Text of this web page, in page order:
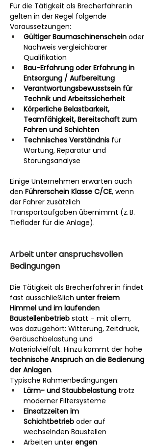
Für die Tätigkeit als Brecherfahrer:in
gelten in der Regel folgende
Voraussetzungen:
Gültiger Baumaschinenschein oder
Nachweis vergleichbarer
Qualifikation
Bau-Erfahrung oder Erfahrung in
Entsorgung / Aufbereitung
Verantwortungsbewusstsein für
Technik und Arbeitssicherheit
Körperliche Belastbarkeit,
Teamfähigkeit, Bereitschaft zum
Fahren und Schichten
Technisches Verständnis für
Wartung, Reparatur und
Störungsanalyse
Einige Unternehmen erwarten auch
den Führerschein Klasse C/CE, wenn
der Fahrer zusätzlich
Transportaufgaben übernimmt (z. B.
Tieflader für die Anlage).
Arbeit unter anspruchsvollen
Bedingungen
Die Tätigkeit als Brecherfahrer:in findet
fast ausschließlich unter freiem
Himmel und im laufenden
Baustellenbetrieb statt – mit allem,
was dazugehört: Witterung, Zeitdruck,
Geräuschbelastung und
Materialvielfalt. Hinzu kommt der hohe
technische Anspruch an die Bedienung
der Anlagen.
Typische Rahmenbedingungen:
Lärm- und Staubbelastung trotz
moderner Filtersysteme
Einsatzzeiten im
Schichtbetrieb oder auf
wechselnden Baustellen
Arbeiten unter engen